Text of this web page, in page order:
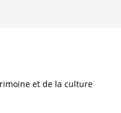
et de la culture